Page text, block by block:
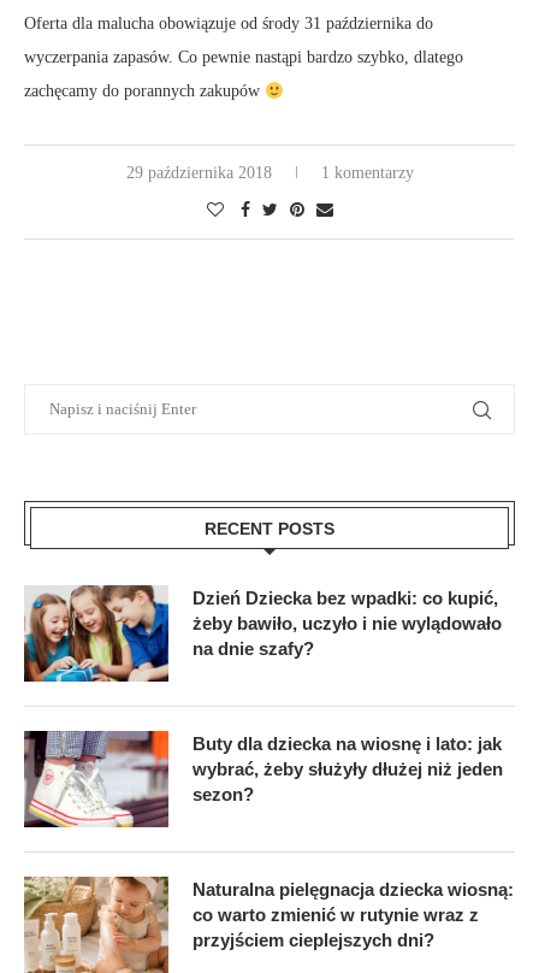
Oferta dla malucha obowiązuje od środy 31 października do
wyczerpania zapasów. Co pewnie nastąpi bardzo szybko, dlatego
zachęcamy do porannych zakupów
29 października 2018 1 komentarzy
RECENT POSTS
Dzień Dziecka bez wpadki: co kupić,
żeby bawiło, uczyło i nie wylądowało
na dnie szafy?
Buty dla dziecka na wiosnę i lato: jak
wybrać, żeby służyły dłużej niż jeden
sezon?
Naturalna pielęgnacja dziecka wiosną:
co warto zmienić w rutynie wraz z
przyjściem cieplejszych dni?